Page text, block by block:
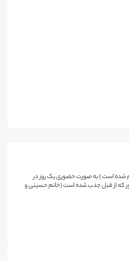
شده است ) به صورت حضوری یک روز در
که از قبل جذب شده است (خانم حسینی و